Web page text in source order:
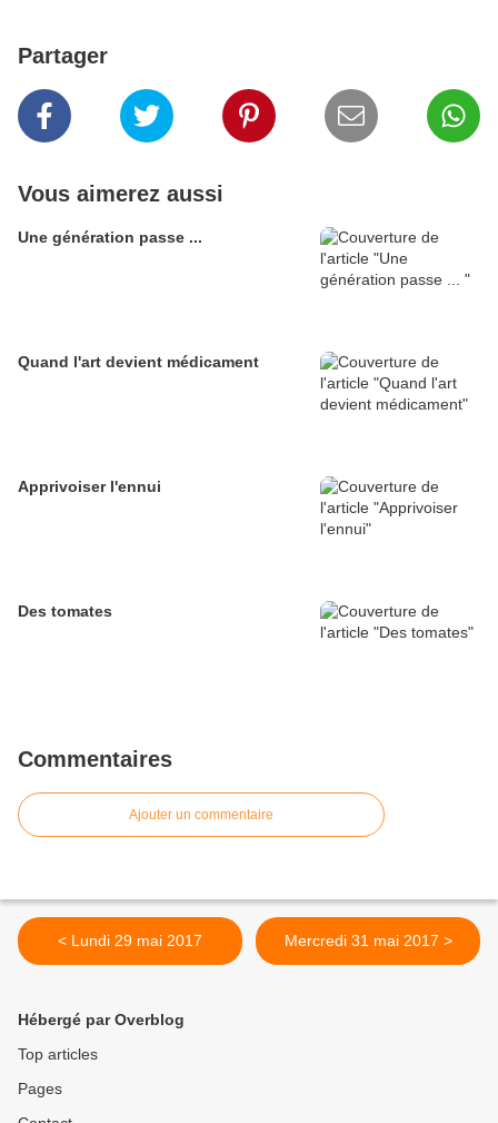
Partager
Vous aimerez aussi
Une génération passe ...
Quand l'art devient médicament
Apprivoiser l'ennui
Des tomates
Commentaires
Ajouter un commentaire
< Lundi 29 mai 2017 Mercredi 31 mai 2017 >
Hébergé par Overblog
Top articles
Pages